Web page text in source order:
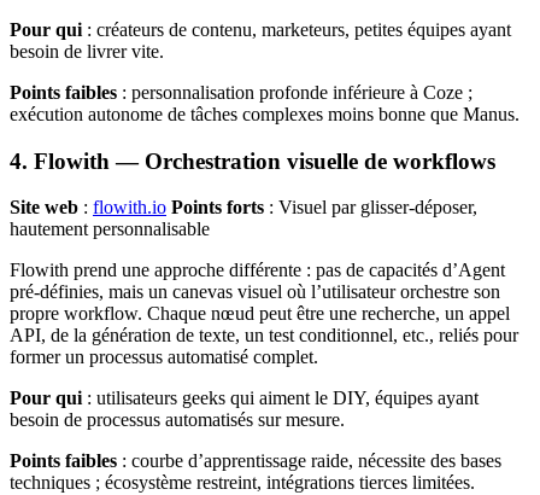
Pour qui : créateurs de contenu, marketeurs, petites équipes ayant
besoin de livrer vite.
Points faibles : personnalisation profonde inférieure à Coze ;
exécution autonome de tâches complexes moins bonne que Manus.
4. Flowith — Orchestration visuelle de workflows
Site web : flowith.io Points forts : Visuel par glisser-déposer,
hautement personnalisable
Flowith prend une approche différente : pas de capacités d’Agent
pré-définies, mais un canevas visuel où l’utilisateur orchestre son
propre workflow. Chaque nœud peut être une recherche, un appel
API, de la génération de texte, un test conditionnel, etc., reliés pour
former un processus automatisé complet.
Pour qui : utilisateurs geeks qui aiment le DIY, équipes ayant
besoin de processus automatisés sur mesure.
Points faibles : courbe d’apprentissage raide, nécessite des bases
techniques ; écosystème restreint, intégrations tierces limitées.